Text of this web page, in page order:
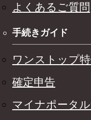
よくあるご質問
手続きガイド
ワンストップ
確定申告
マイナポータ